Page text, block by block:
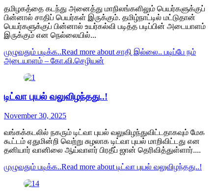
தமிழகத்தை கடந்து அனைத்து மாநிலங்களிலும் பெயர்களுக்குப்
பின்னால் சாதிப் பெயர்கள் இருக்கும். தமிழ்நாட்டில் மட்டுதான்
பெயர்களுக்குப் பின்னால் உயர்கல்வி படித்த படிப்பின் அடையாளம்
இருக்கும் என நெல்லையில்...
முழுவதும் படிக்க..Read more about சாதி இல்லை.. படிப்பே நம்
அடையாளம் – கோ.வி.செழியன்
டிட்வா புயல் வலுவிழந்தது..!
November 30, 2025
வங்கக்கடலில் நகரும் டிட்வா புயல் வலுவிழந்துவிட்டதாகவும் மேக
கூட்டம் ஏதுமின்றி வெற்று சுழலாக டிட்வா புயல் மாறிவிட்டது என
தனியார் வானிலை ஆய்வாளர் பிரதீப் ஜான் தெரிவித்துள்ளார்....
முழுவதும் படிக்க..Read more about டிட்வா புயல் வலுவிழந்தது..!